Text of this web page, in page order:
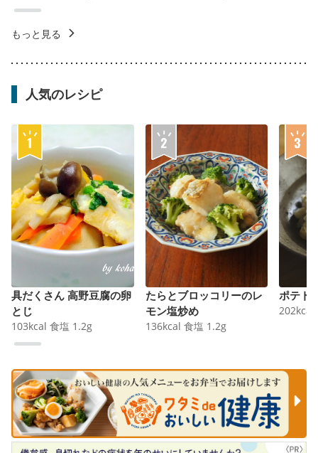
もっと見る
人気のレシピ
具だくさん 高野豆腐の卵
とじ
103kcal 食塩 1.2g
たらとブロッコリーのレ
モン塩炒め
136kcal 食塩 1.2g
ポテト
202kcal